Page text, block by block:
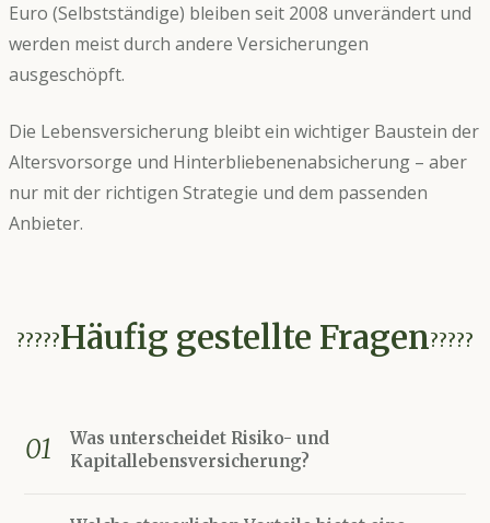
Euro (Selbstständige) bleiben seit 2008 unverändert und
werden meist durch andere Versicherungen
ausgeschöpft.
Die Lebensversicherung bleibt ein wichtiger Baustein der
Altersvorsorge und Hinterbliebenenabsicherung – aber
nur mit der richtigen Strategie und dem passenden
Anbieter.
?????Häufig gestellte Fragen?????
01
Was unterscheidet Risiko- und
Kapitallebensversicherung?